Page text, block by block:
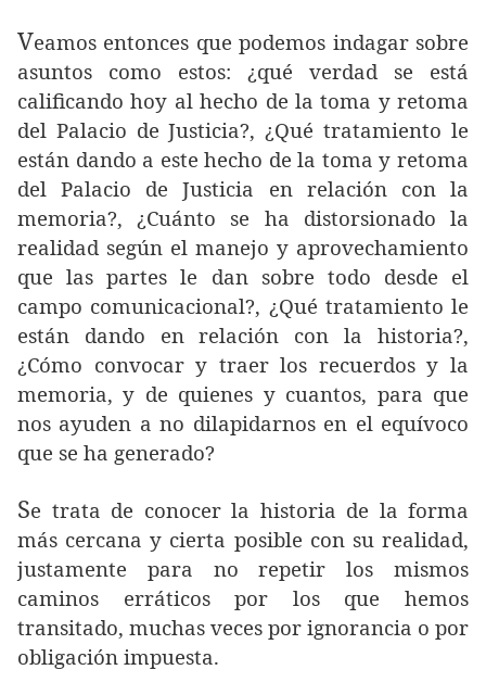
Veamos entonces que podemos indagar sobre
asuntos como estos: ¿qué verdad se está
calificando hoy al hecho de la toma y retoma
del Palacio de Justicia?, ¿Qué tratamiento le
están dando a este hecho de la toma y retoma
del Palacio de Justicia en relación con la
memoria?, ¿Cuánto se ha distorsionado la
realidad según el manejo y aprovechamiento
que las partes le dan sobre todo desde el
campo comunicacional?, ¿Qué tratamiento le
están dando en relación con la historia?,
¿Cómo convocar y traer los recuerdos y la
memoria, y de quienes y cuantos, para que
nos ayuden a no dilapidarnos en el equívoco
que se ha generado?
Se trata de conocer la historia de la forma
más cercana y cierta posible con su realidad,
justamente para no repetir los mismos
caminos erráticos por los que hemos
transitado, muchas veces por ignorancia o por
obligación impuesta.